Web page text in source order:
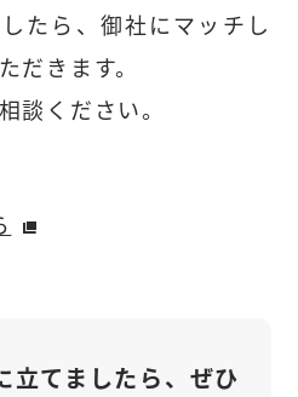
たら、御社にマッチし
だきます。
談ください。
立てましたら、ぜひ